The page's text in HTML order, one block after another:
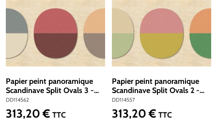
Papier peint panoramique
Scandinave Split Ovals 3 -
Référence DD114562 - Intissé
200g/m2 - Standard 400 x
DD114562
Prix régulier :
313,20 € TTC
Papier peint panoramique
Scandinave Split Ovals 2 -
Référence DD114557 - Intissé
200g/m2 - Standard 400 x
DD114557
Prix régulier :
313,20 € TTC